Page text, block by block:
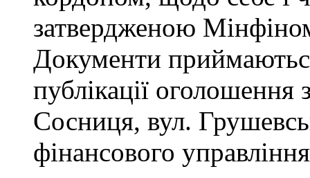
затвердженою
Документи
публікації
Сосниця, вул.
фінансового